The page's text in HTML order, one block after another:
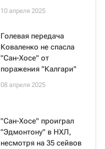
10 апреля 2025
Голевая передача
Коваленко не спасла
"Сан-Хосе" от
поражения "Калгари"
08 апреля 2025
"Сан-Хосе" проиграл
"Эдмонтону" в НХЛ,
несмотря на 35 сейвов